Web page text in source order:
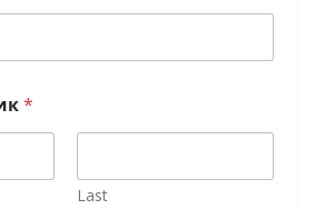
*
Last